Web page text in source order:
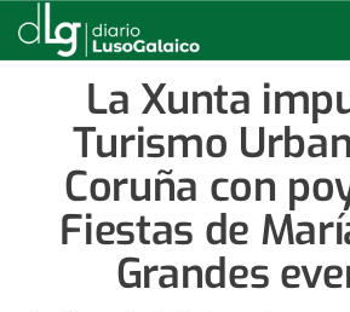
La Xunta
Turismo
Coruña con
Fiestas de
Grandes